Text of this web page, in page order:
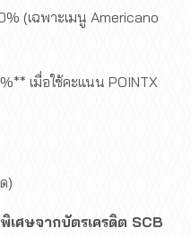
(เฉพาะเมนู Americano
เมื่อใช้คะแนน POINTX
)
ศษจากบัตรเครดิต SCB